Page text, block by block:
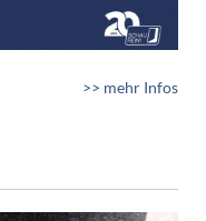
>> mehr Infos